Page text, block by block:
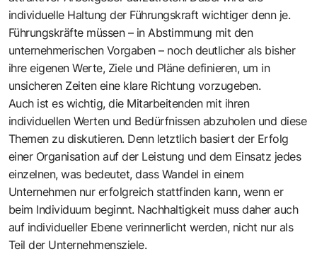
individuelle Haltung der Führungskraft wichtiger denn je.
Führungskräfte müssen – in Abstimmung mit den
unternehmerischen Vorgaben – noch deutlicher als bisher
ihre eigenen Werte, Ziele und Pläne definieren, um in
unsicheren Zeiten eine klare Richtung vorzugeben.
Auch ist es wichtig, die Mitarbeitenden mit ihren
individuellen Werten und Bedürfnissen abzuholen und diese
Themen zu diskutieren. Denn letztlich basiert der Erfolg
einer Organisation auf der Leistung und dem Einsatz jedes
einzelnen, was bedeutet, dass Wandel in einem
Unternehmen nur erfolgreich stattfinden kann, wenn er
beim Individuum beginnt. Nachhaltigkeit muss daher auch
auf individueller Ebene verinnerlicht werden, nicht nur als
Teil der Unternehmensziele.